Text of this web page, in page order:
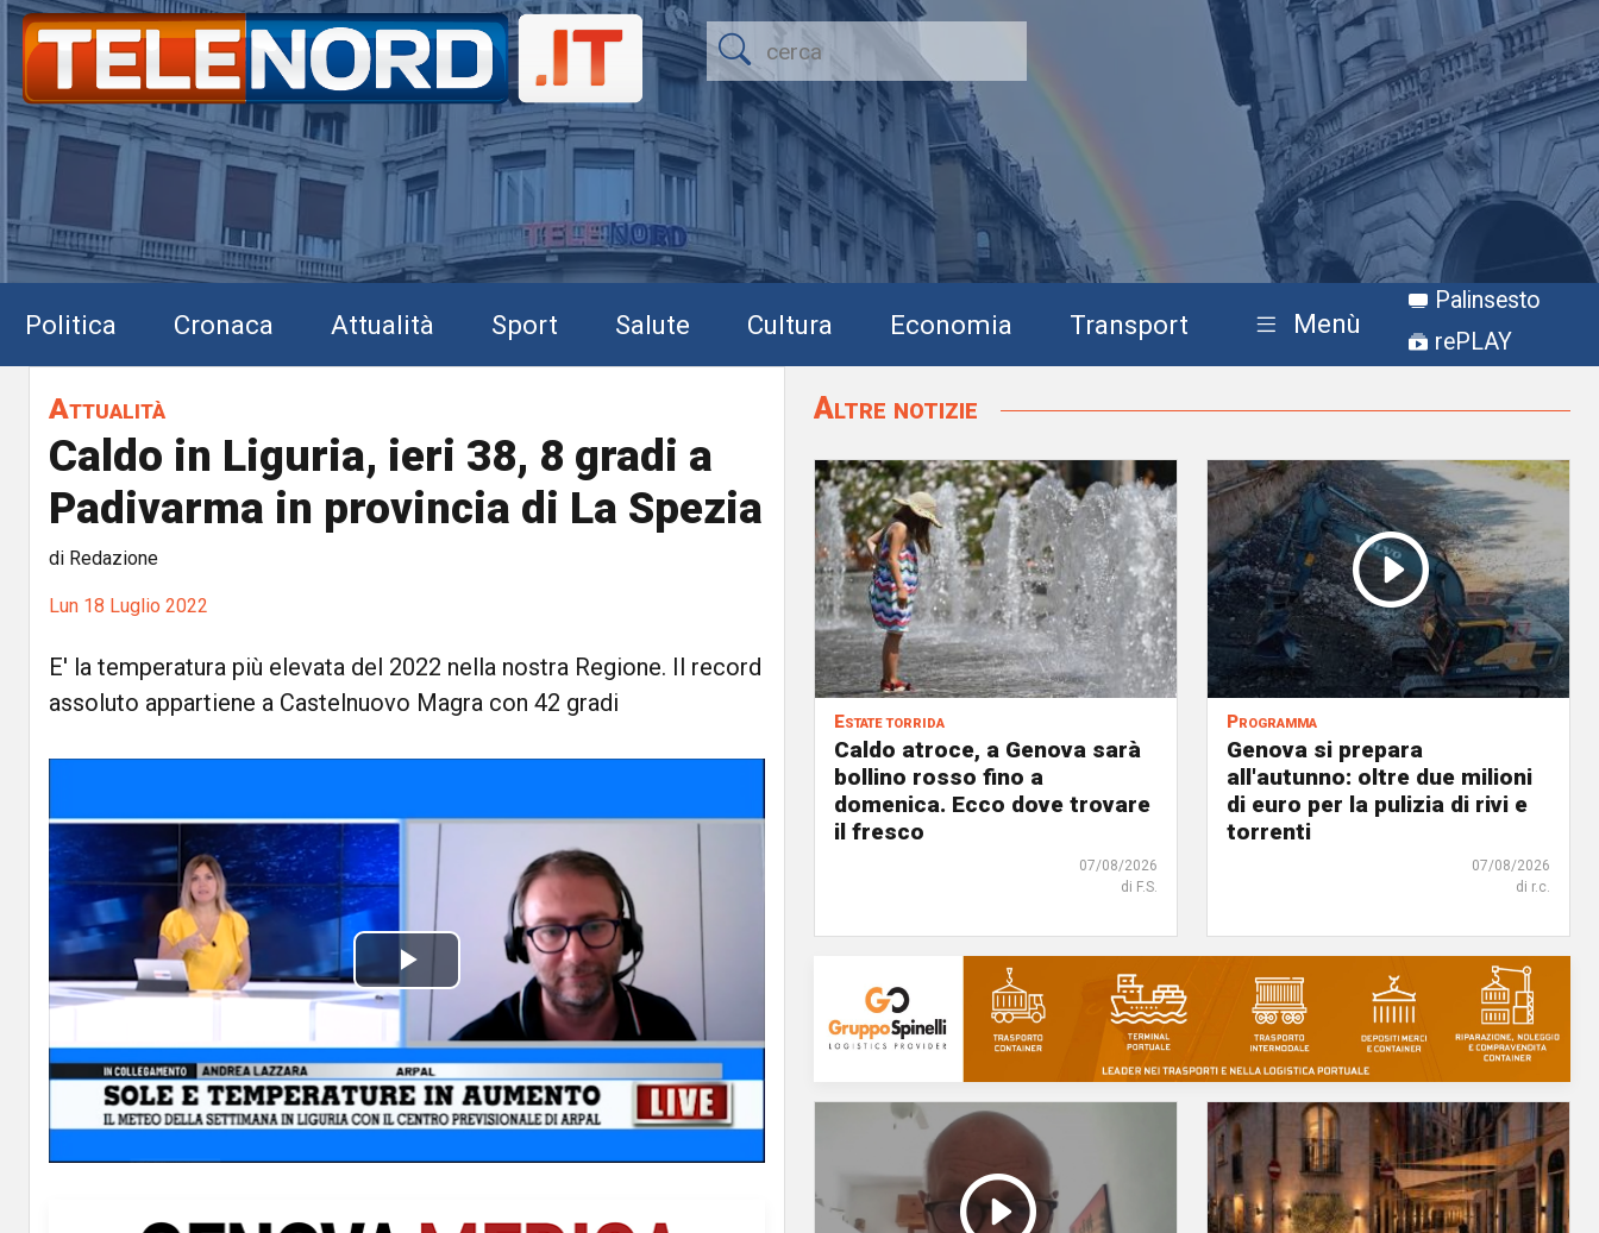
Politica Cronaca Attualità Sport Salute Cultura Economia Transport Menù
Palinsesto
rePLAY
Attualità
Caldo in Liguria, ieri 38, 8 gradi a
Padivarma in provincia di La Spezia
di Redazione
Lun 18 Luglio 2022
E' la temperatura più elevata del 2022 nella nostra Regione. Il record
assoluto appartiene a Castelnuovo Magra con 42 gradi
P
l
a
Altre notizie
Estate torrida
Caldo atroce, a Genova sarà
bollino rosso fino a
domenica. Ecco dove trovare
il fresco
07/08/2026
di F.S.
Programma
Genova si prepara
all'autunno: oltre due milioni
di euro per la pulizia di rivi e
torrenti
07/08/2026
di r.c.